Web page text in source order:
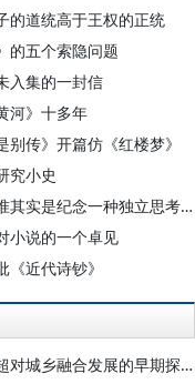
的道统高于王权的正统
的五个索隐问题
入集的一封信
河》十多年
别传》开篇仿《红楼梦》
究小史
谢泳：纪念顾准其实是纪念一种独立思考精神
小说的一个卓见
近代诗钞》
吕文浩：吴景超对城乡融合发展的早期探讨